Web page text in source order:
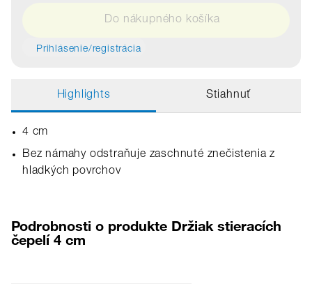
Do nákupného košíka
Prihlásenie/registrácia
Highlights Stiahnuť
4 cm
Bez námahy odstraňuje zaschnuté znečistenia z
hladkých povrchov
Podrobnosti o produkte Držiak stieracích
čepelí 4 cm